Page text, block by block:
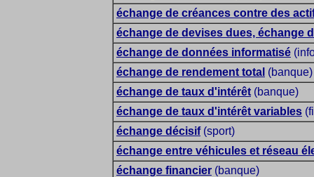
échange de créances contre des
échange de devises dues, échange
échange de données informatisé
échange de rendement total (banque)
échange de taux d'intérêt (banque)
échange de taux d'intérêt variables
échange décisif(sport)
échange entre véhicules et réseau
échange financier (banque)